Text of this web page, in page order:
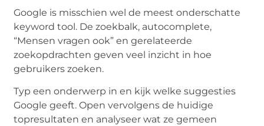
Google is misschien wel de meest onderschatte
keyword tool. De zoekbalk, autocomplete,
“Mensen vragen ook” en gerelateerde
zoekopdrachten geven veel inzicht in hoe
gebruikers zoeken.
Typ een onderwerp in en kijk welke suggesties
Google geeft. Open vervolgens de huidige
topresultaten en analyseer wat ze gemeen